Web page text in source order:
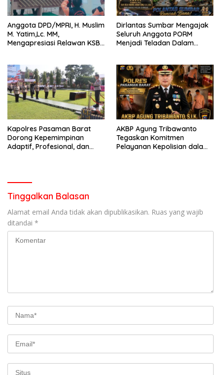
Anggota DPD/MPRI, H. Muslim
M. Yatim,Lc. MM,
Mengapresiasi Relawan KSB
Bencana
Dirlantas Sumbar Mengajak
Seluruh Anggota PORM
Menjadi Teladan Dalam
Perlengkapan Keselamatan
Berkendara
Kapolres Pasaman Barat
Dorong Kepemimpinan
Adaptif, Profesional, dan
AKBP Agung Tribawanto
Tegaskan Komitmen
Pelayanan Kepolisian dalam
Tinggalkan Balasan
Alamat email Anda tidak akan dipublikasikan. Ruas yang wajib
ditandai *